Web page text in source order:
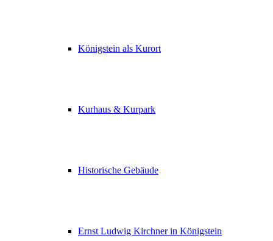
Königstein als Kurort
Kurhaus & Kurpark
Historische Gebäude
Ernst Ludwig Kirchner in Königstein